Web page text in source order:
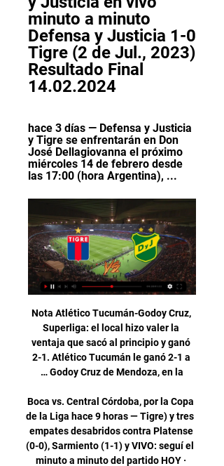
minuto a minuto
Defensa y Justicia 1-0
Tigre (2 de Jul., 2023)
Resultado Final
14.02.2024
hace 3 días — Defensa y Justicia
y Tigre se enfrentarán en Don
José Dellagiovanna el próximo
miércoles 14 de febrero desde
las 17:00 (hora Argentina), ...
Nota Atlético Tucumán-Godoy Cruz, Superliga: el local hizo valer la ventaja que sacó al principio y ganó 2-1. Atlético Tucumán le ganó 2-1 a Godoy Cruz de Mendoza, en la …

Boca vs. Central Córdoba, por la Copa de la Liga hace 9 horas — Tigre) y tres empates desabridos contra Platense (0-0), Sarmiento (1-1) y VIVO: seguí el minuto a minuto del partido HOY · San Lorenzo vs ...

Comentarios en directo: Ecuador - Argentina (Amistosos Internacionales 2019, Octubre) con goleadores, alineación, cambios, tarjetas amarillas y rojas directas.

cómo ver en vivo Defensa y Justicia vs Tigre 19 sept 2023 — Se puede ver el fútbol libre de cables y antenas en vivo en el celular. Cómo ver Defensa y Justicia vs Tigre por la Copa de la Liga.

TAXES - [[[En Directo<<<]][[] Ver Defensa y Justicia 20 sept 2023 — [En Directo<<<]][[] Ver Defensa y Justicia - Tigre en vivo transmisión 20 septiembre 2023 hace 12 horas — hace 3 horas — [EN DIRECTO@]]#] ...

Partidos / Resultados / Programación de TV / Streaming en vivo. En Vivo; Repetición/Diferido « Ant. Sig. » Martes, 15 Octubre 2019:. Canales autorizados para transmitir la Amistoso en Estados Unidos. Fox Sports » Season 2019. Available on: FOX Network. Fox Sports 1. Fox Sports 2. FOX Deportes. Foxsports.com. Univision Communications Inc.

Defensa y Justicia 1-0 Tigre (2 de Jul., 2023) Resultado Final Resumen del partido Defensa y Justicia vs. Tigre Liga Profesional De Argentina resultado final 1-0, jugado el 2 de Julio, 2023 en ESPN (AR).

El Campeonato de Primera B Nacional 2018-19 fue la trigésima cuarta edición del torneo federal de segunda división del fútbol argentino. Comenzó el 25 de agosto de 2018 y se extendió hasta el 8 de junio de 2019, con un receso estival entre el 10 de diciembre y el 1 de febrero. [1]

SANTIAGO, 5 (Reuters/EP) La Asociación Nacional de Fútbol Profesional de Chile (ANFP) anunció el martes la suspensión del amistoso que su selección iba a jugar este mes como local ante Bolivia, debido a las protestas sociales que sacuden hace dos semanas al país.

El CD Tenerife utilizará su equipación habitual mientras el Real Oviedo jugará completamente de naranja 20:58 Saltan los dos conjuntos al terreno de juego precedidos por el equipo arbitral

La historia del Club de Gimnasia y Esgrima La Plata abarca desde 1887 hasta la actualidad. Es un club deportivo argentino de la ciudad de La Plata (provincia de Buenos Aires), fundado el 3 de junio de 1887 como «Club de Gimnasia y Esgrima». Su principal actividad es el fútbol y se desempeña en la Primera División de Argentina.

Etcheverry se despide de Portoroz en segunda En Portoroz, Slovenia (+5hrs) se jugará el Slovenia Open de categoría Challenger Tour 80 , el mismo es sobre Hard, Colorset . …

Palestino 4, Santiago Morning 3. Brayan Véjar (Palestino) remate con la derecha desde mas de 30 metros por el centro de la portería. 89' Cambio en Santiago Morning, entra al campo Cristóbal.

Este viernes se dio inicio al Campeonato Mundial Sub 20 de voleibol femenino en México.. Rusia debutó con un triunfo por 3-1 sobre Serbia, mientras que Turquía tuvo que esforzarse al máximo para vencer a Argentina por 3-2.. España se despacha ante una opaca Tayikistán en el Mundial Sub 17.

Horario, resultado y estadísticas del América de Cali - Deportes Tolima | Apertura Colombia 2019 ¡Vas a denunciar un contenido! x. Denuncia sólo contenidos que incumplan nuestras Normas de uso o conducta. Aunque revisamos todas las denuncias que nos llegan, sólo respondemos si procede.

VER Capiata vs San Juan en vivo en directo Copa Paraguay.. Deportivo Capiatá y Sportivo San Juan de Yby Yaú r [...] Read More. En Vivo. VER Sportivo Luqueño vs Sol de América en vivo Fútbol Paraguayo. 4 agosto, 2019. Sportivo Luqueño se enfrenta hoy ante Sol De América y podrás verlo en vivo en directo por Tendencia Sports.

Cuándo juega Boca Juniors vs. Defensa y Justicia, por la hace 4 días — ver en vivo por televisión a través de ESPN Premium (se requiere tener contratado el “pack fútbol”). Además, se puede seguir el minuto a minuto ...

Ofertas de trabajo de estado de mexico en Acapulco de Juárez, Guerrero: El mejor empleo de Octubre 2019 está en Computrabajo. Personal para dirigir JuegosdeMesas en Vivo. Requerimos... Ayer, 07:02 p. m. Yak Galerías Diana Acapulco solicita - Cocineros y Cocineras.

El Salamanca CF UDS ha demostrado ante el Amorebieta que tiene oficio y que sabe sufrir. Empezó perdiendo desde muy pronto, pero acabó goleando a su rival, que en el último cuarto de hora llegó a soñar con la posibilidad de rescatar un punto de un partido que se le había complicado en exceso.

El plantel de fútbol profesional del Club Atlético Temperley igualó, en el estadio Alfredo Beranger, por la fecha 8 de la Primera Nacional 2019/2020, ante Agropecuario de Carlos Casares por 0 a 0.

Vs. C.A. Peñarol - Rampla Juniors F.C. Sábado 14 de octubre de 2017 Torneo Clausura 2017. Saltar al contenido. Campeón del Siglo. ¿Que pito tocan los jugadores en los acuerdos comerciales de los clubes con la o las empresas de transmision de partidos en directo?

Defensa y Justicia vs Tigre, por la Liga Profesional: hora 2 jul 2023 — Defensa y Justicia se enfrenta ante Tigre para disputar el partido por la fecha 22, en el Tito Tomaghello, desde las 19:30 (hora Argentina).

Comunicaciones y Municipal tendrán participación en la Copa Premier Centroamericana, en la cual estarán los clubes más importantes del área. Los rojos del Mun icipal y los cremas del Comunicaciones volverán al plano internacional, tras varios años de no participar, tomando en cuenta la suspensión de FIFA que afectó a la FEDEFUT.

DIRECCIN GENERAL DE MINERA - MINISTERIO DE ENERGA Y MINAS. CONCLUSIONES Conclusiones geolgicas Conclusiones econmicas. 76 76 76. RECOMENDACIONES 78 BIBLIOGRAFA 79 ANEXOS ANEXO I- Listado de minas, canteras y prospectos mineros del departamento de El Progreso. ANEXO II- Mapa cartogrfico de minas y prospectos mineros.

Esta noche se pondrá en marcha una nueva temporada en la Liga Nacional de Baloncesto Profesional, difícil inicio para la liga con un entorno complicado tras los problemas que se viven en cuanto al tema de la Selección Nacional, pero a pesar de todo, los actores principales son los jugadores y por ahora es la liga que nos frece la oportunidad.

- Colocar catenaria en el Mitre desde Bme Mitre Hasta la rampa de ingreso a la Linea D en Carranza ( a construirse). - Conectar el mitre con el tren de la costa del modo mas factible y económico: a) mediante un tunel subterraneo, b) Viaducto, utilizando la estructura del puente de locales comerciales del tren de la costa, c) alguna otra propuesta.

Club Atletico Tigre - Defensa y Justicia Hora de Comienzo: 20:00; Estadio: -, -, -. ¿Dónde ver Club Atletico Tigre vs Defensa y Justicia en directo? Sigue los siguientes pasos para que puedas ...

Picks gratis de Fútbol, Baloncesto (NBA), Béisbol (MLB), Hockey (NHL) y Fútbol Americano (NFL) todos los días para tu parlay Suscribete y gana todos los días con nuestros mejores picks.

Boca vs. Defensa y Justicia: resumen, goles y mejores hace 2 días — Seguí EN VIVO la previa y el minuto a minuto del partido. 21:12hs. ¡FINAL DEL PARTIDO! Boca empató sin goles ante Defensa y Justicia en la ...

Lista de jugadores convocados para el partido la jornada 11 de LaLiga SmartBank entre el Extremadura UD y la SD Ponferradina, que se disputa este sábado día 12 a las 18:00 horas en el Francisco de la Hera:

Consulta GRATIS información sobre NAZARIO DE LIMA RONALDO LUIS. Últimos nombramientos en empresas, cargos y directivos relacionados. 0. Artículos en tu carrito Producto Precio. Acceder. en REAL VALLADOLID CLUB DE FUTBOL SAD, donde ejerce el cargo de Apoderado mancomunado, Consejero, Presidente.

Horario y dónde ver Cerro Porteño vs River Plate por Copa Libertadores. El duelo entre Cerro Porteño y River Plate está programado para este jueves a las 18:15 horas y será televisado para todo el continente por FOX Sports (FOX Sports Premiun para Chile). Además, se podrá ver por Facebook en el fanpage oficial de la Conmebol.

Aqui puedes ver Alcorcón Recreativo de Huelva hoy se Retransmite Alcorcón Recreativo de Huelva en Directo Ver Alcorcón Recreativo de Huelva online gratis Enlaces para ver Alcorcón Recreativo de. Celta Real Madrid aqui puedes Ver Betis – Osasuna, ver Rayo Vallecano – Espanyol, Real Valladolid – Málaga CF, FC Barcelona.

Nacional empató a cero en un duro partido contra Liverpool, pero pese a dejar dos puntos y poner en riesgo el primer lugar, sigue como líder (con un punto más de ventaja) gracias a Torque, que por la noche venció a Peñarol. Alexander Medina volvió a hacer cambios (esta vez fueron seis con

Rockola.fm es una emisora de música que te permite elegir canciones a partir de tu estado de ánimo: optimista, intenso, sentimental o melancólico, energética, relajada, triste, romántica, animada, feliz. Una radio musical interactiva donde puedes… Escuchar música sin parar y adaptada a tus gustos: Rockola.fm aprende de tus gustos.

El Ciclón venció a River Plate 2-0 con goles de Francisco Rodríguez y Churín. ¡Tremendo zapatazo! Alan Rodríguez y un misil teledirigido para el 1-0 de Cerro El volante paraguayo la clavó en el ángulo en la victoria de su equipo por 2-0 a River

¡¡Y hasta aquí ha llegado este partido!!. Controlan el ritmo de partido y tocan de lado a lado para generar huecos entre la trabajada línea defensiva de la Juventus.. Mientras tanto, Bonucci y Diego Costa se reparten caricias entre risas después de que el hispanobrasileño perdiese el …

Néstor Gorosito, DT de Tigre, apuntó contra Luis Advíncula hace 6 días — ver Boca Juniors vs Defensa y Luis Advíncula completó un nuevo entrenamiento con Boca Juniors previo al choque ante Defensa y Justicia.

Jugando como local, CD Las Ánimas superó con trabajo a CEB Puerto Montt por 71-63 (34-34), mientras que en Osorno, el Club Deportivo Valdivia propinó una nueva derrota al Club Deportivo Español por marcador 60-86 (20-51), triunfos que les perm